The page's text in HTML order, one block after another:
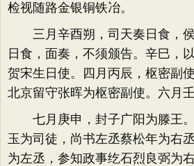
检视随路金银铜铁冶。
三月辛酉朔，司天奏日食，侯
日食，面奏，不须颁告。辛巳，
贺宋生日使。四月丙辰，枢密副
北京留守张晖为枢密副使。六月
七月庚申，封子广阳为滕王。
玉为司徒，尚书左丞蔡松年为右
为左丞，参知政事纥石烈良弼为